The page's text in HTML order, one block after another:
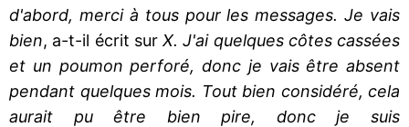
d'abord, merci à tous pour les messages. Je vais
bien, a-t-il écrit sur X. J'ai quelques côtes cassées
et un poumon perforé, donc je vais être absent
pendant quelques mois. Tout bien considéré, cela
aurait pu être bien pire, donc je suis